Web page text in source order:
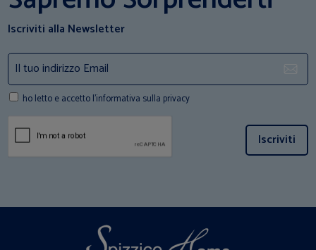
Iscriviti alla Newsletter
ho letto e accetto l'informativa sulla privacy
Iscriviti